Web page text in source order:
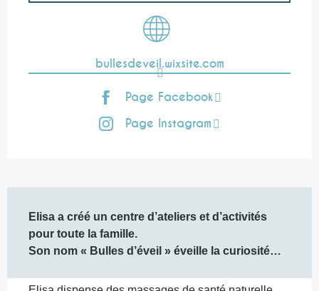
bullesdeveil.wixsite.com
Page Facebook
Page Instagram
Elisa a créé un centre d’ateliers et d’activités
pour toute la famille.
Son nom « Bulles d’éveil » éveille la curiosité…